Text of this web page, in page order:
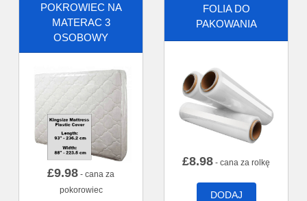
POKROWIEC NA
MATERAC 3
OSOBOWY
£9.98 - cana za
pokorowiec
FOLIA DO
PAKOWANIA
£8.98 - cana za rolkę
DODAJ